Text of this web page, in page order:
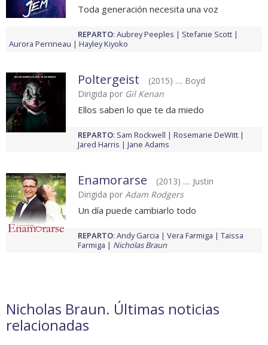
Toda generación necesita una voz
REPARTO: Aubrey Peeples
Stefanie Scott
Aurora Perrineau
Hayley Kiyoko
Poltergeist
(2015) .... Boyd
Dirigida por Gil Kenan
Ellos saben lo que te da miedo
REPARTO: Sam Rockwell
Rosemarie DeWitt
Jared Harris
Jane Adams
Enamorarse
(2013) .... Justin
Dirigida por Adam Rodgers
Un día puede cambiarlo todo
REPARTO: Andy Garcia Vera Farmiga
Taissa
Farmiga
Nicholas Braun
Nicholas Braun. Últimas noticias
relacionadas